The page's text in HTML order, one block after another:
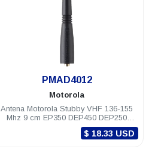
PMAD4012
Motorola
Antena Motorola Stubby VHF 136-155
Mhz 9 cm EP350 DEP450 DEP250
PRO5150/7150
$ 18.33 USD